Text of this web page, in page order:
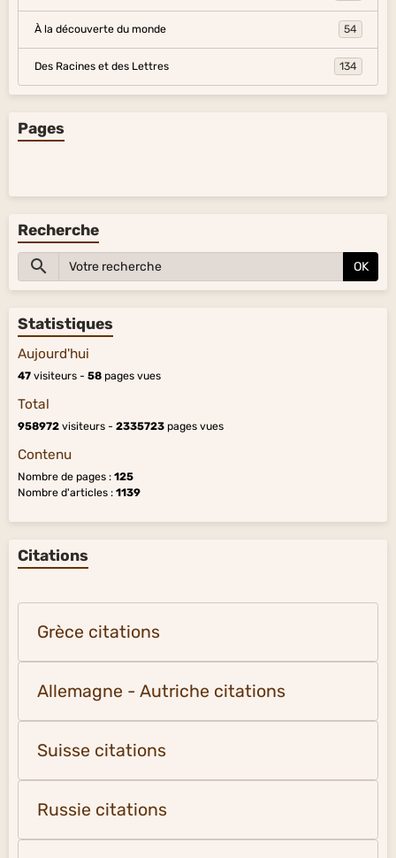
À la découverte du monde 54
Des Racines et des Lettres 134
Pages
Recherche
OK
Statistiques
Aujourd'hui
47 visiteurs - 58 pages vues
Total
958972 visiteurs - 2335723 pages vues
Contenu
Nombre de pages : 125
Nombre d'articles : 1139
Citations
Grèce citations
Allemagne - Autriche citations
Suisse citations
Russie citations